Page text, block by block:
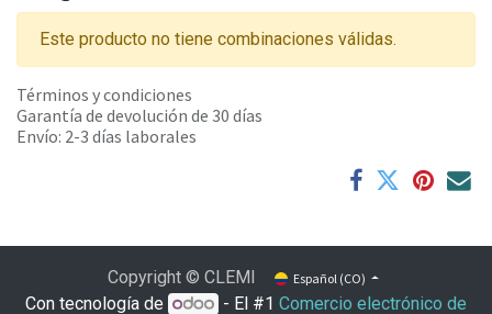
Este producto no tiene combinaciones válidas.
Términos y condiciones
Garantía de devolución de 30 días
Envío: 2-3 días laborales
Copyright © CLEMI Español (CO)
Con tecnología de - El #1Comercio electrónico de